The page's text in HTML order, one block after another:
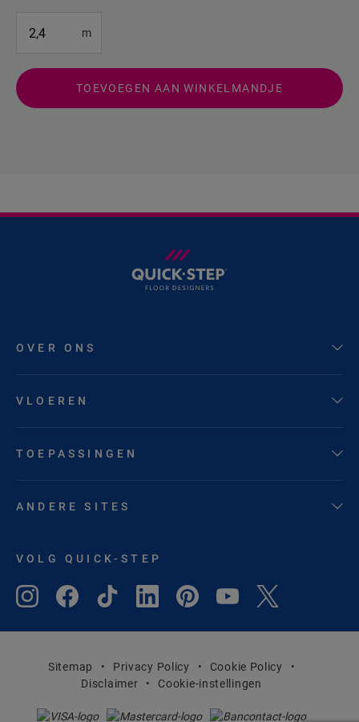
m
TOEVOEGEN AAN WINKELMANDJE
OVER ONS
VLOEREN
TOEPASSINGEN
ANDERE SITES
VOLG QUICK-STEP
Sitemap Privacy Policy
Cookie Policy
Disclaimer
Cookie-instellingen